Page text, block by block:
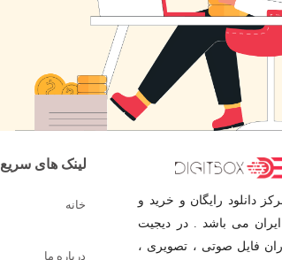
دانلود رایگان و خرید و
می باشد . در دیجیت
فایل صوتی ، تصویری ،
لینک های سریع
خانه
درباره ما